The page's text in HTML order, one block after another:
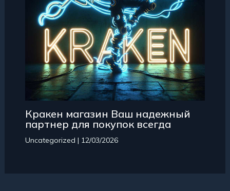
Кракен магазин Ваш надежный
партнер для покупок всегда
Uncategorized | 12/03/2026